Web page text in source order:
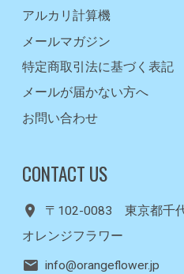
アルカリ計算機
メールマガジン
特定商取引法に基づく表記
メールが届かない方へ
お問い合わせ
CONTACT US
〒102-0083 東京都千
オレンジフラワー
info@orangeflower.jp